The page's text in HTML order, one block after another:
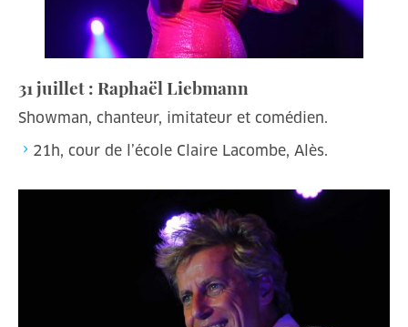
31 juillet : Raphaël Liebmann
Showman, chanteur, imitateur et comédien.
21h, cour de l’école Claire Lacombe, Alès.